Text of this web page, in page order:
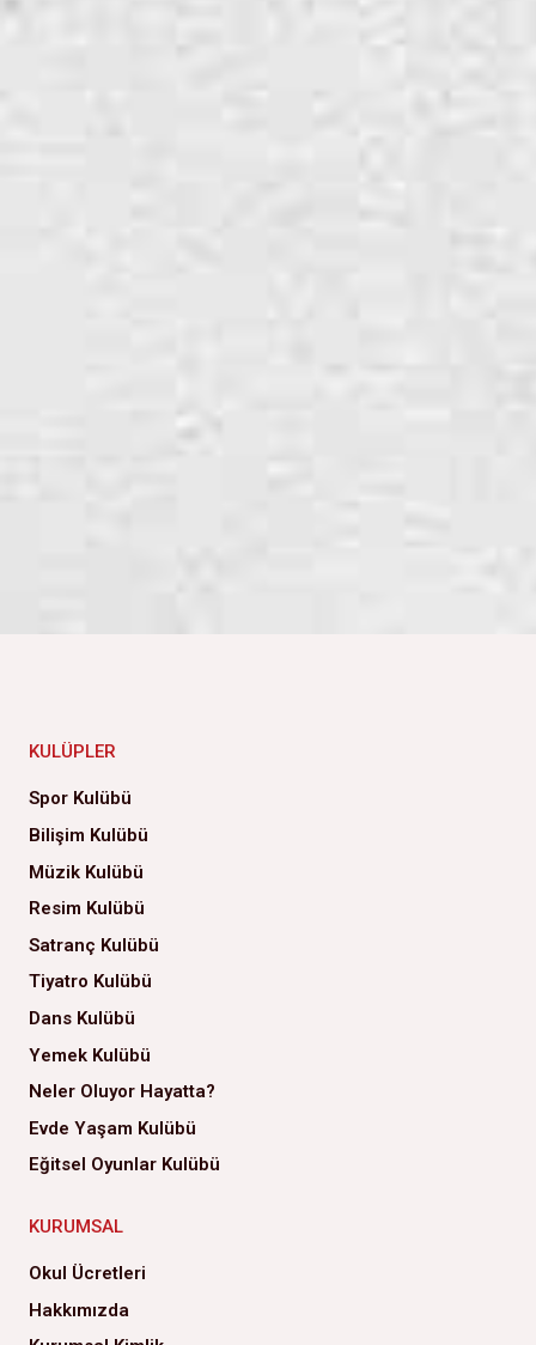
KULÜPLER
Spor Kulübü
Bilişim Kulübü
Müzik Kulübü
Resim Kulübü
Satranç Kulübü
Tiyatro Kulübü
Dans Kulübü
Yemek Kulübü
Neler Oluyor Hayatta?
Evde Yaşam Kulübü
Eğitsel Oyunlar Kulübü
KURUMSAL
Okul Ücretleri
Hakkımızda